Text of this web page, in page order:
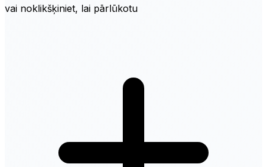
vai noklikšķiniet, lai pārlūkotu